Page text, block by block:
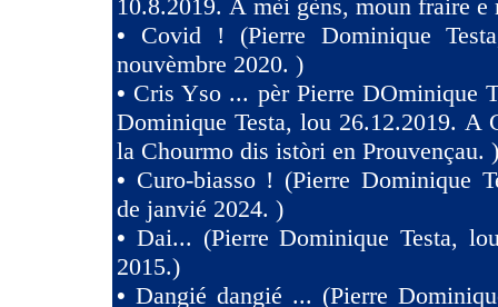
10.8.2019. À mèi gèns, moun fraire e
• Covid ! (Pierre Dominique
nouvèmbre 2020. )
• Cris Yso ... pèr Pierre DOminique
Dominique Testa, lou 26.12.2019. A
la Chourmo dis istòri en Prouvençau. )
• Curo-biasso ! (Pierre Dominique
de janvié 2024. )
• Dai... (Pierre Dominique Testa,
2015.)
• Dangié dangié ... (Pierre